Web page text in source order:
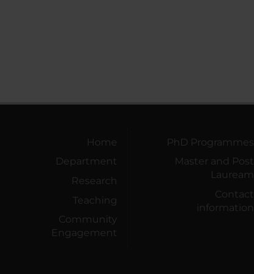
Home
Department
Research
Teaching
Community
Engagement
PhD Programmes
Master and Post
Lauream
Contact
information